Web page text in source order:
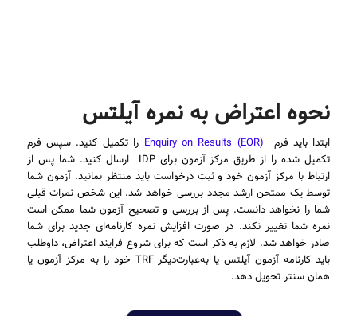
نحوه اعتراض به نمره آیلتس
ابتدا باید فرم Enquiry on Results (EOR) را تکمیل کنید. سپس فرم
تکمیل شده را از طریق مرکز آزمون برای IDP ارسال کنید. شما پس از
ارتباط با مرکز آزمون خود و ثبت درخواست باید منتظر بمانید. آزمون شما
توسط یک ممتحن ارشد مجدد بررسی خواهد شد. این شخص نمرات قبلی
شما را نخواهد دانست. پس از بررسی و تصحیح آزمون شما ممکن است
نمره شما تغییر نکند. در صورت افزایش نمره کارنامه‌ای جدید برای شما
صادر خواهد شد. لازم به ذکر است که برای شروع فرایند اعتراض، داوطلب
باید کارنامه آزمون آیلتس یا به‌عبارت‌دیگر TRF خود را به مرکز آزمون یا
همان سنتر تحویل دهد.